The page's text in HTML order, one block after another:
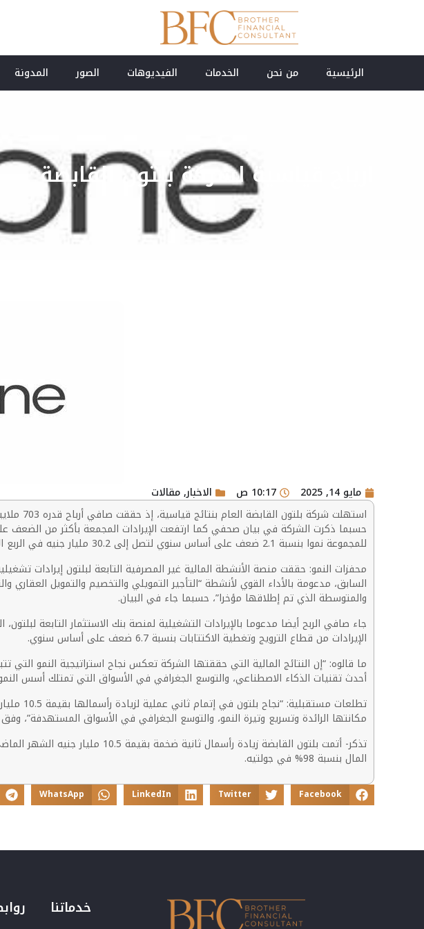
الرئيسية من نحن الخدمات الفيديوهات الصور المدونة
ارباح قياسية لشركة بلتون القابضة
مايو 14, 2025 10:17 ص الاخبار,مقالات
للمجموعة نموا بنسبة 2.1 ضعف على أساس سنوي لتصل إلى 30.2 مليار جنيه في الربع الأول من عام 2025.
السابق، مدعومة بالأداء القوي لأنشطة “التأجير التمويلي والتخصيم والتمويل
والمتوسطة الذي تم إطلاقها مؤخرا”، حسبما جاء في البيان.
الإيرادات من قطاع الترويج وتغطية الاكتتابات بنسبة 6.7 ضعف على أساس سنوي.
ما قالوه: “إن النتائج المالية التي حققتها الشركة تعكس نجاح استراتيجية النمو التي
أحدث تقنيات الذكاء الاصطناعي، والتوسع الجغرافي في الأسواق التي تمتلك أسس النمو
مكانتها الرائدة وتسريع وتيرة النمو، والتوسع الجغرافي في الأسواق المستهدفة”،
المال بنسبة 98% في جولتيه.
Facebook
Twitter
LinkedIn
WhatsApp
خدماتنا